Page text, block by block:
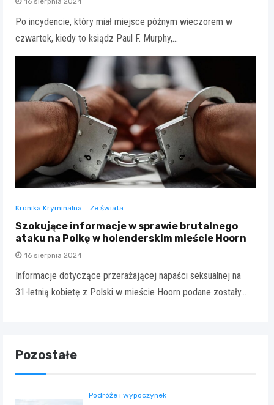
Po incydencie, który miał miejsce późnym wieczorem w
czwartek, kiedy to ksiądz Paul F. Murphy,…
Kronika Kryminalna Ze świata
Szokujące informacje w sprawie brutalnego
ataku na Polkę w holenderskim mieście Hoorn
16 sierpnia 2024
Informacje dotyczące przerażającej napaści seksualnej na
31-letnią kobietę z Polski w mieście Hoorn podane zostały…
Pozostałe
Podróże i wypoczynek